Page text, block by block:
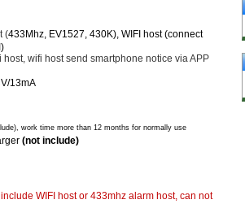
(433Mhz, EV1527, 430K), WIFI host (connect
wifi host send smartphone notice via APP
13mA
, work time more than 12 months for normally use
(not include)
WIFI host or 433mhz alarm host, can not